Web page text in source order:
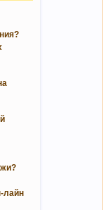
лайн